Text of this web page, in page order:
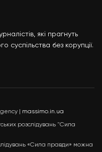
які прагнуть
суспільства без корупції.
| massimo.in.ua
розслідувань "Сила
«Сила правди» можна